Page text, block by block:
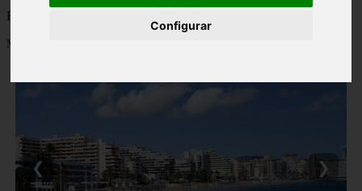
Configurar
Blog sobre la Patagonia en particular y sobre turismo en general
Mostrando 1 - 24 de 477 artículos
❮ ❯